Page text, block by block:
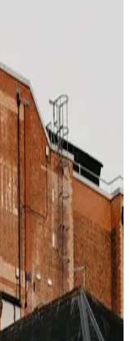
Raten
die Konversion
gegen den
kurz davor nach
wie sie:
Nächten um
als vor
Management.
der
niedriger.